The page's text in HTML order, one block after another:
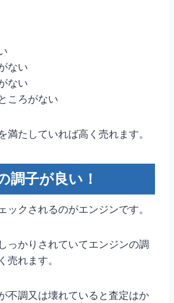
ない
ない
ころがない
満たしていれば高く売れます。
調子が良い！
ックされるのがエンジンです。
っかりされていてエンジンの調
売れます。
不調又は壊れていると査定はか